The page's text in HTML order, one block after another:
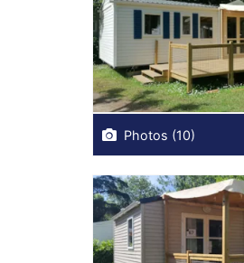
Photos (10)